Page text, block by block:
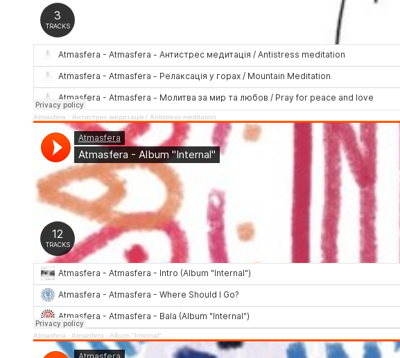
Atmasfera · Антистрес медитація / Аntistress meditation
Atmasfera · Atmasfera - Album "Internal"